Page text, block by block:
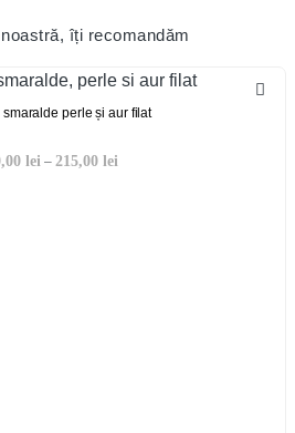
îți recomandăm
perle și aur filat
lei – 215,00 lei